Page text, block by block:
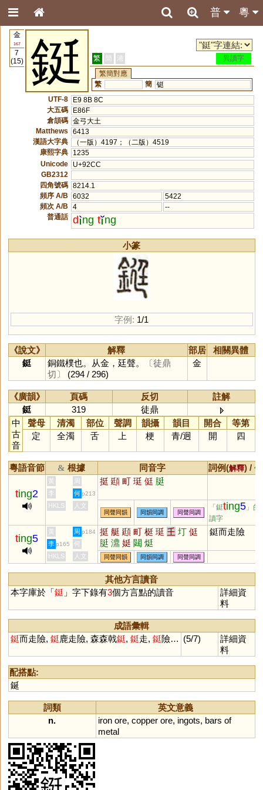
粵
普
金
167
7
(15)
鋌 繁 簡 港
異讀字
繁簡對應
繁
簡 铤
UTF-8
E9 8B 8C
大五碼
E86F
倉頡碼 金弓大土
Matthews
6413
漢語大字典
（一版）4197；（二版）4519
康熙字典
1235
Unicode
U+92CC
GB2312
四角號碼 8214.1
頻序 A/B
6032
5422
頻次 A/B
4
--
普通話 d ng t ng
小篆
字例: 1/1
《說文》 解釋 部居
相關異體
鋌
銅鐵樸也。从金，廷聲。
〔徒鼎
切〕
(294 / 296)
金
《廣韻》 頁碼 反切
註解
鋌
319
徒鼎
中
古
音
聲母 清濁 部位 聲調 韻攝 韻目 開合
等第
定
全濁 舌 上 梗 青/迥 開 四
粵語音節 & 根據 同音字 詞例(解釋) /
ting2
黃 周 挺 頲 町 珽 侹 脡
李 何 p213
HKLS 人文
同聲同韻 同韻同調 同聲同調
「鋌ting5 」的
讀字
ting5
黃 周 p184 挺 艇 頲 町 梃 珽 𡈼 圢 侹
脡 濎 娗 閮 烶
鋌而走險
李 p165
何
HKLS
人文 同聲同韻 同韻同調 同聲同調
其他方言讀音
本字庫於「鋌 」字下錄有3個方言點的讀音
詳細資
料
成語彙輯
鋌而走險, 鋌鹿走險, 森森戟鋌, 鋌走, 鋌險… (5/7)
詳細資
料
配搭點:
鋋
詞類
英文意義
n.
iron ore, copper ore, ingots, bars of
metal